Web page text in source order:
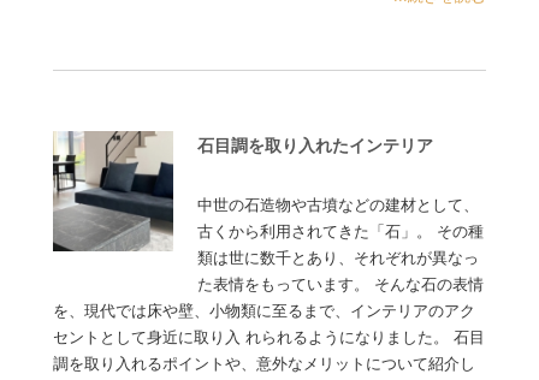
石目調を取り入れたインテリア
中世の石造物や古墳などの建材として、
古くから利用されてきた「石」。 その種
類は世に数千とあり、それぞれが異なっ
た表情をもっています。 そんな石の表情
を、現代では床や壁、小物類に至るまで、インテリアのアク
セントとして身近に取り入 れられるようになりました。 石目
調を取り入れるポイントや、意外なメリットについて紹介し